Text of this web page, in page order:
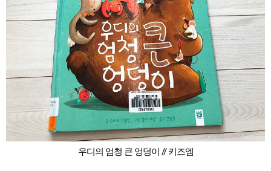
우디의 엄청 큰 엉덩이 // 키즈엠